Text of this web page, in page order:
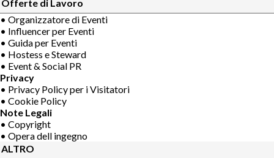
Offerte di Lavoro
• Organizzatore di Eventi
• Influencer per Eventi
• Guida per Eventi
• Hostess e Steward
• Event & Social PR
Privacy
• Privacy Policy per i Visitatori
• Cookie Policy
Note Legali
• Copyright
• Opera dell ingegno
ALTRO